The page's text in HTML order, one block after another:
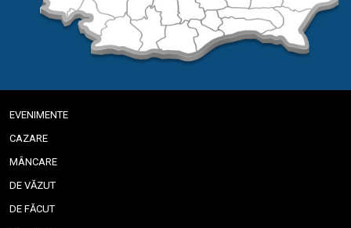
EVENIMENTE
CAZARE
MÂNCARE
DE VĂZUT
DE FĂCUT